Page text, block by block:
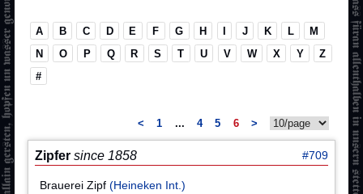
A B C D E F G H I J K L
M
N
O P Q R S T U V W X Y
Z
#
< 1 ... 4 5 6 >
Zipfer since 1858 #709
Brauerei Zipf(Heineken Int.)